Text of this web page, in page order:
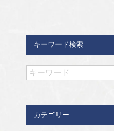
キーワード検索
カテゴリー